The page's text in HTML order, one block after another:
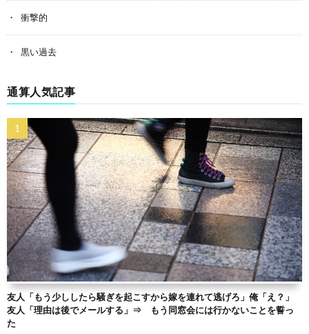
衝撃的
黒い過去
通算人気記事
友人「もう少ししたら騒ぎを起こすから嫁を連れて逃げろ」俺「え？」
友人「理由は後でメールする」⇒ もう同窓会には行かないことを誓っ
た